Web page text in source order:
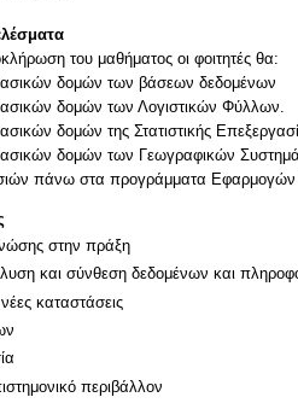
του μαθήματος οι φοιτητές θα:
δομών των βάσεων δεδομένων
δομών των Λογιστικών Φύλλων.
δομών της Στατιστικής
δομών των Γεωγραφικών
στην πράξη
και σύνθεση δεδομένων και
καταστάσεις
περιβάλλον